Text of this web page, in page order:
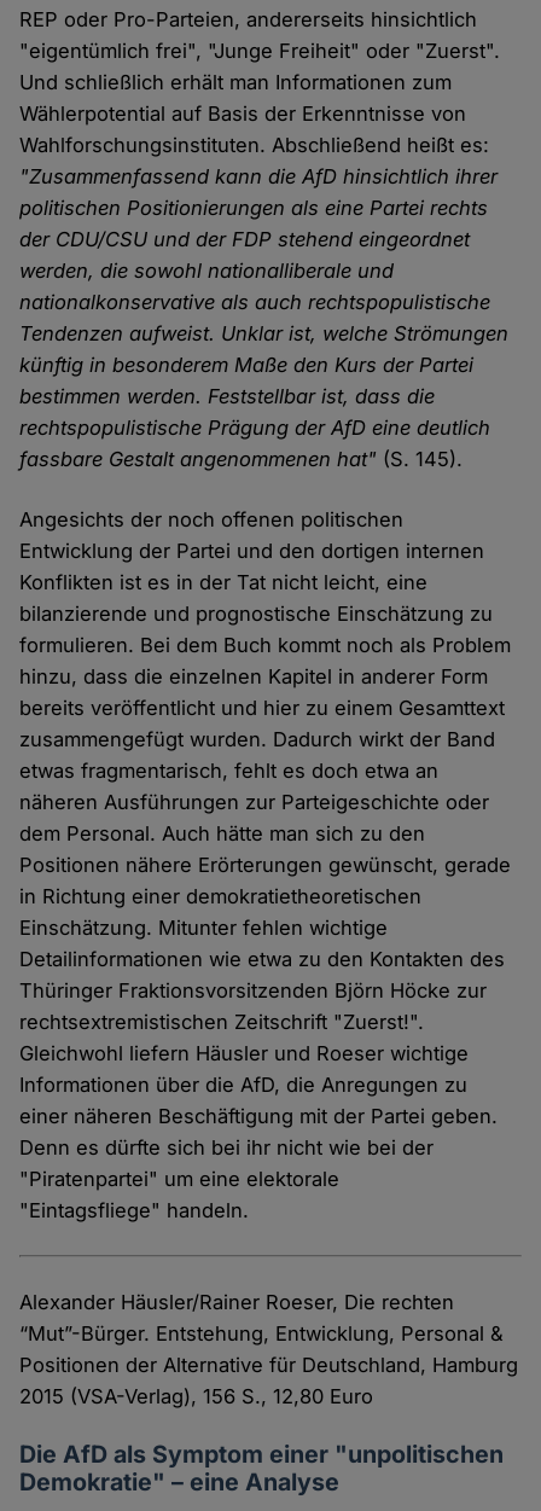
REP oder Pro-Parteien, andererseits hinsichtlich
"eigentümlich frei", "Junge Freiheit" oder "Zuerst".
Und schließlich erhält man Informationen zum
Wählerpotential auf Basis der Erkenntnisse von
Wahlforschungsinstituten. Abschließend heißt es:
"Zusammenfassend kann die AfD hinsichtlich ihrer
politischen Positionierungen als eine Partei rechts
der CDU/CSU und der FDP stehend eingeordnet
werden, die sowohl nationalliberale und
nationalkonservative als auch rechtspopulistische
Tendenzen aufweist. Unklar ist, welche Strömungen
künftig in besonderem Maße den Kurs der Partei
bestimmen werden. Feststellbar ist, dass die
rechtspopulistische Prägung der AfD eine deutlich
fassbare Gestalt angenommenen hat" (S. 145).
Angesichts der noch offenen politischen
Entwicklung der Partei und den dortigen internen
Konflikten ist es in der Tat nicht leicht, eine
bilanzierende und prognostische Einschätzung zu
formulieren. Bei dem Buch kommt noch als Problem
hinzu, dass die einzelnen Kapitel in anderer Form
bereits veröffentlicht und hier zu einem Gesamttext
zusammengefügt wurden. Dadurch wirkt der Band
etwas fragmentarisch, fehlt es doch etwa an
näheren Ausführungen zur Parteigeschichte oder
dem Personal. Auch hätte man sich zu den
Positionen nähere Erörterungen gewünscht, gerade
in Richtung einer demokratietheoretischen
Einschätzung. Mitunter fehlen wichtige
Detailinformationen wie etwa zu den Kontakten des
Thüringer Fraktionsvorsitzenden Björn Höcke zur
rechtsextremistischen Zeitschrift "Zuerst!".
Gleichwohl liefern Häusler und Roeser wichtige
Informationen über die AfD, die Anregungen zu
einer näheren Beschäftigung mit der Partei geben.
Denn es dürfte sich bei ihr nicht wie bei der
"Piratenpartei" um eine elektorale
"Eintagsfliege" handeln.
Alexander Häusler/Rainer Roeser, Die rechten
“Mut”-Bürger. Entstehung, Entwicklung, Personal &
Positionen der Alternative für Deutschland, Hamburg
2015 (VSA-Verlag), 156 S., 12,80 Euro
Die AfD als Symptom einer "unpolitischen
Demokratie" – eine Analyse